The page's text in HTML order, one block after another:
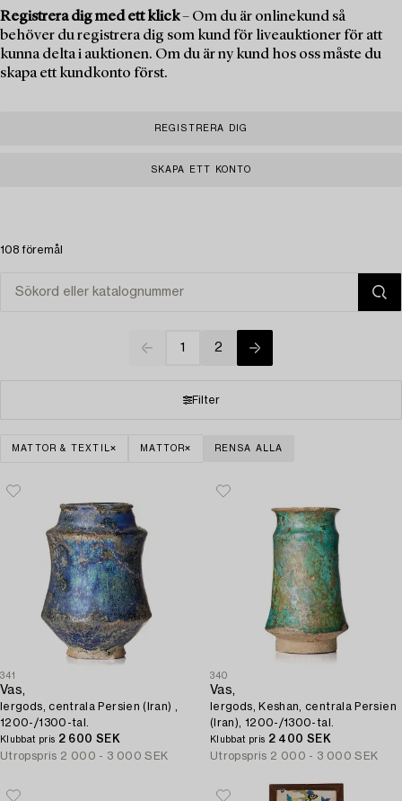
Registrera dig med ett klick– Om du är onlinekund så
behöver du registrera dig som kund för liveauktioner för att
kunna delta i auktionen. Om du är ny kund hos oss måste du
skapa ett kundkonto först.
REGISTRERA DIG
SKAPA ETT KONTO
108 föremål
1 2
Filter
MATTOR & TEXTIL MATTOR RENSA ALLA
341
Vas,
lergods, centrala Persien (Iran) ,
1200-/1300-tal.
Klubbat pris 2 600 SEK
Utropspris 2 000 - 3 000 SEK
340
Vas,
lergods, Keshan, centrala Persien
(Iran), 1200-/1300-tal.
Klubbat pris 2 400 SEK
Utropspris 2 000 - 3 000 SEK